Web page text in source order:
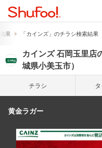
果 「カインズ」のチラシ検索結果
カインズ 石岡玉里店
城県小美玉市）
チラシ タ
黄金ラガー